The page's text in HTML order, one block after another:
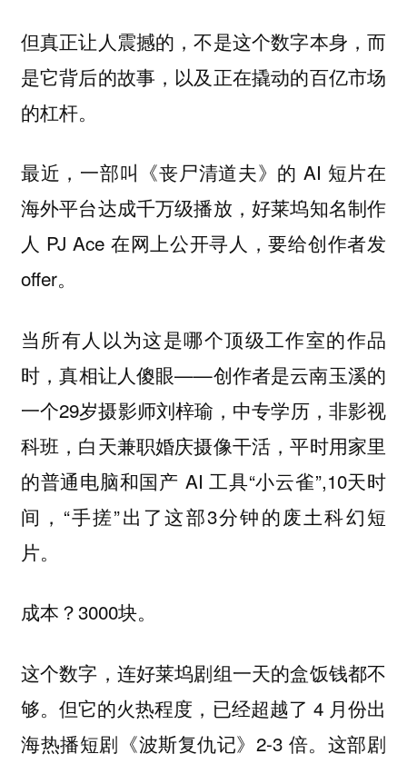
但真正让人震撼的，不是这个数字本身，而
是它背后的故事，以及正在撬动的百亿市场
的杠杆。
最近，一部叫《丧尸清道夫》的 AI 短片在
海外平台达成千万级播放，好莱坞知名制作
人 PJ Ace 在网上公开寻人，要给创作者发
offer。
当所有人以为这是哪个顶级工作室的作品
时，真相让人傻眼——创作者是云南玉溪的
一个29岁摄影师刘梓瑜，中专学历，非影视
科班，白天兼职婚庆摄像干活，平时用家里
的普通电脑和国产 AI 工具“小云雀”,10天时
间，“手搓”出了这部3分钟的废土科幻短
片。
成本？3000块。
这个数字，连好莱坞剧组一天的盒饭钱都不
够。但它的火热程度，已经超越了 4 月份出
海热播短剧《波斯复仇记》2-3 倍。这部剧